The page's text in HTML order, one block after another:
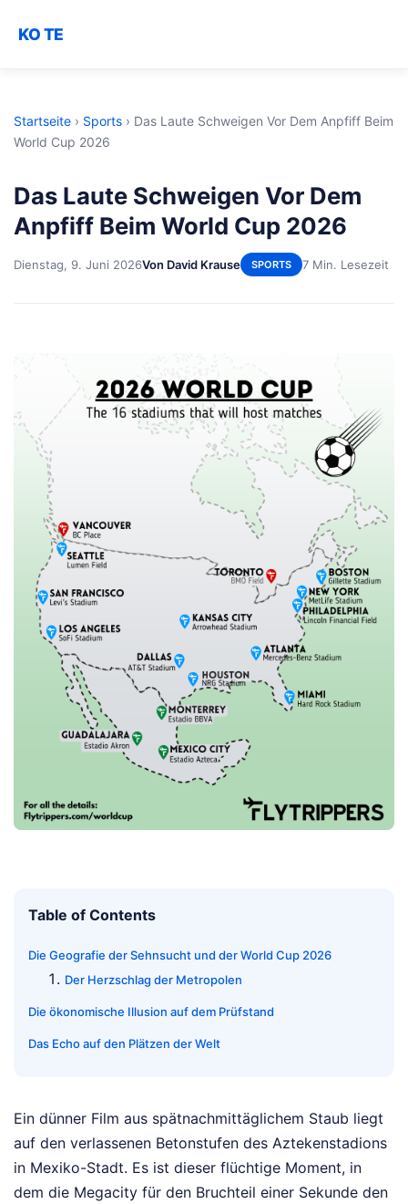
KO TE
Startseite › Sports › Das Laute Schweigen Vor Dem Anpfiff Beim
World Cup 2026
Das Laute Schweigen Vor Dem
Anpfiff Beim World Cup 2026
Dienstag, 9. Juni 2026Von David Krause SPORTS 7 Min. Lesezeit
Table of Contents
Die Geografie der Sehnsucht und der World Cup 2026
Der Herzschlag der Metropolen
Die ökonomische Illusion auf dem Prüfstand
Das Echo auf den Plätzen der Welt
Ein dünner Film aus spätnachmittäglichem Staub liegt
auf den verlassenen Betonstufen des Aztekenstadions
in Mexiko-Stadt. Es ist dieser flüchtige Moment, in
dem die Megacity für den Bruchteil einer Sekunde den